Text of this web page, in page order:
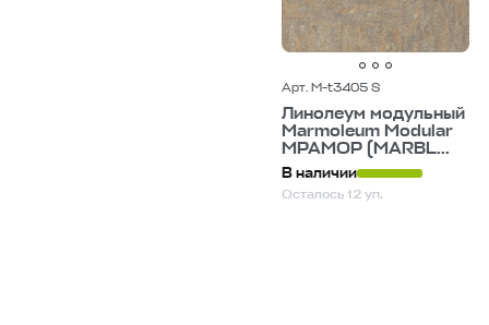
Арт. M-t3405 S
Линолеум модульный
Marmoleum Modular
МРАМОР (MARBL...
В наличии
Осталось 12 уп.